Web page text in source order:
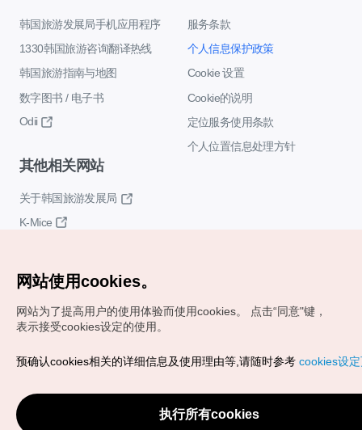
韩国旅游发展局手机应用程序
1330韩国旅游咨询翻译热线
韩国旅游指南与地图
数字图书 / 电子书
Odii
服务条款
个人信息保护政策
Cookie 设置
Cookie的说明
定位服务使用条款
个人位置信息处理方针
其他相关网站
关于韩国旅游发展局
K-Mice
Copyrights (c) 韩国旅游发展局版权所有
VISITKOREA官方邮箱
chnsim@knto.or.kr
网站使用cookies。
网站为了提高用户的使用体验而使用cookies。
点击“同意"键，
表示接受cookies设定的使用。
预确认cookies相关的详细信息及使用理由等,请随时参考 cookies设
执行所有cookies